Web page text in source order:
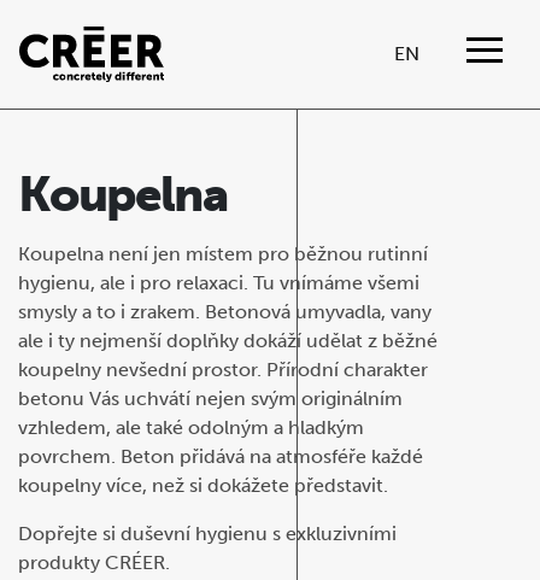
EN
Koupelna
Koupelna není jen místem pro běžnou rutinní
hygienu, ale i pro relaxaci. Tu vnímáme všemi
smysly a to i zrakem. Betonová umyvadla, vany
ale i ty nejmenší doplňky dokáží udělat z běžné
koupelny nevšední prostor. Přírodní charakter
betonu Vás uchvátí nejen svým originálním
vzhledem, ale také odolným a hladkým
povrchem. Beton přidává na atmosféře každé
koupelny více, než si dokážete představit.
Dopřejte si duševní hygienu s exkluzivními
produkty CRÉER.